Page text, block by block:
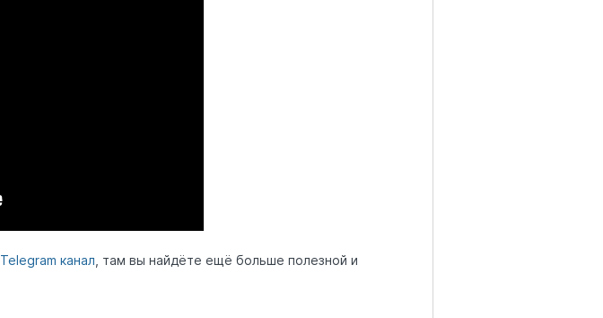
Telegram канал , там вы найдёте ещё больше полезной и